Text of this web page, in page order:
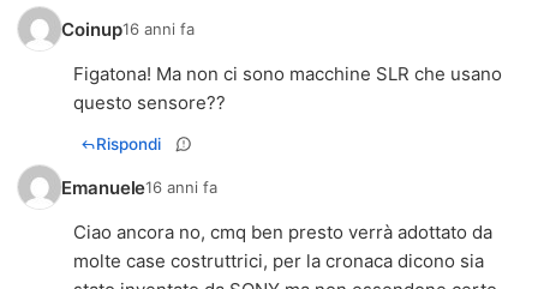
Coinup16 anni fa
Figatona! Ma non ci sono macchine SLR che usano
questo sensore??
Rispondi
Emanuele16 anni fa
Ciao ancora no, cmq ben presto verrà adottato da
molte case costruttrici, per la cronaca dicono sia